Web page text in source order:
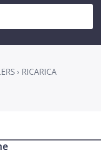
› RICARICA